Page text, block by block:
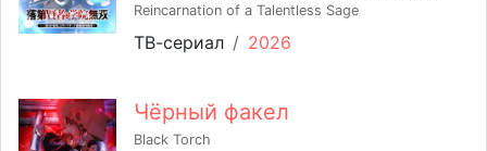
Reincarnation of a Talentless Sage
ТВ-сериал / 2026
Чёрный факел
Black Torch